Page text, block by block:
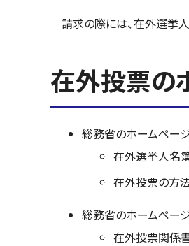
請求の際には、在外選挙
在外投票の
総務省のホームペー
在外選挙人名
在外投票の方
総務省のホームペー
在外投票関係